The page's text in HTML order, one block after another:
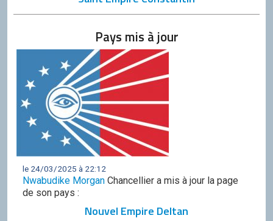
Pays mis à jour
le 24/03/2025 à 22:12
Nwabudike Morgan Chancellier a mis à jour la page
de son pays :
Nouvel Empire Deltan